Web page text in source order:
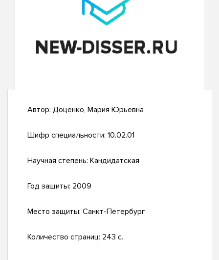
Автор: Доценко, Мария Юрьевна
Шифр специальности: 10.02.01
Научная степень: Кандидатская
Год защиты: 2009
Место защиты: Санкт-Петербург
Количество страниц: 243 с.